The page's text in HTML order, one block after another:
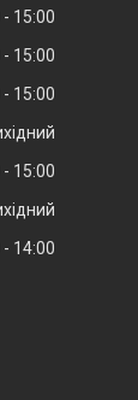
15:00
15:00
15:00
15:00
14:00